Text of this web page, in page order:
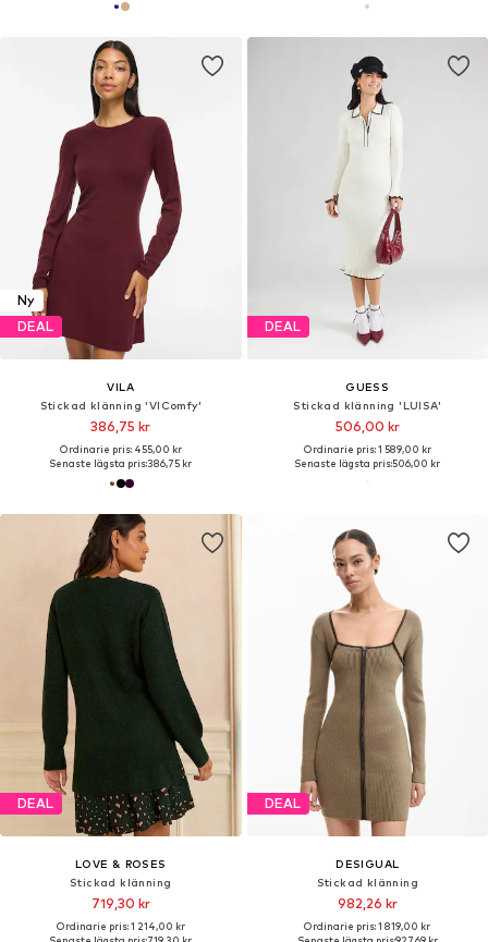
Ny
DEAL
VILA
Stickad klänning 'VIComfy'
386,75 kr
Ordinarie pris: 455,00 kr
Senaste lägsta pris:386,75 kr
DEAL
GUESS
Stickad klänning 'LUISA'
506,00 kr
Ordinarie pris: 1 589,00 kr
Senaste lägsta pris:506,00 kr
DEAL
LOVE & ROSES
Stickad klänning
719,30 kr
Ordinarie pris: 1 214,00 kr
DEAL
DESIGUAL
Stickad klänning
982,26 kr
Ordinarie pris: 1 819,00 kr